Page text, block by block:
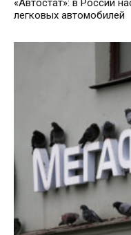
«Автостат»: в России
легковых автомобилей